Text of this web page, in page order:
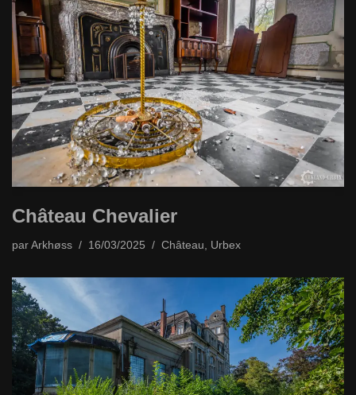
Château Chevalier
par Arkhøss 16/03/2025 Château Urbex